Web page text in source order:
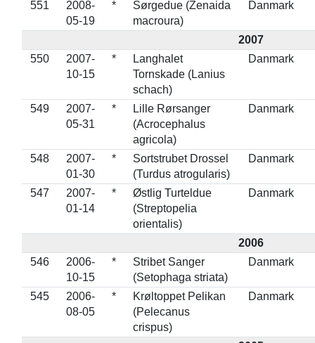
551
2008-
05-19
*
Sørgedue (Zenaida
macroura)
Danmark
2007
550
2007-
10-15
*
Langhalet
Tornskade (Lanius
schach)
Danmark
549
2007-
05-31
*
Lille Rørsanger
(Acrocephalus
agricola)
Danmark
548
2007-
01-30
*
Sortstrubet Drossel
(Turdus atrogularis)
Danmark
547
2007-
01-14
*
Østlig Turteldue
(Streptopelia
orientalis)
Danmark
2006
546
2006-
10-15
*
Stribet Sanger
(Setophaga striata)
Danmark
545
2006-
08-05
*
Krøltoppet Pelikan
(Pelecanus
crispus)
Danmark